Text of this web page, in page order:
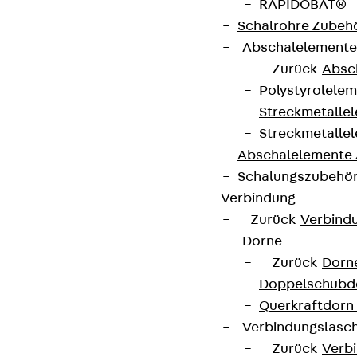
RAPIDOBAT®
Schalrohre
Zurück
Abschalelemente
Verbindung
Zurück
Dorne
Zurück
Querkraftdorn
Zurück
Partner von Anfang bis Zukunft.